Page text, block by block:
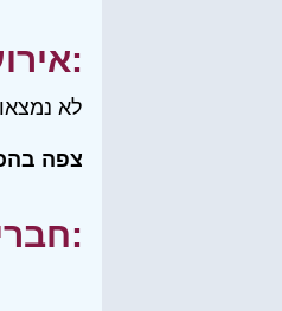
אירועים:
לא
צפה
חברים שלי: